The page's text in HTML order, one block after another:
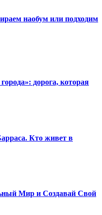
наобум или подходим
дорога, которая
Кто живет в
Мир и Создавай Свой